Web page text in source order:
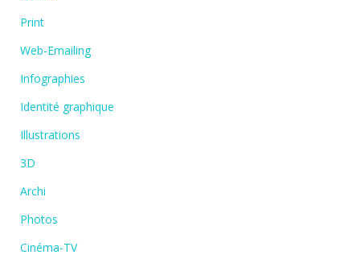
Print
Web-Emailing
Infographies
Identité graphique
Illustrations
3D
Archi
Photos
Cinéma-TV